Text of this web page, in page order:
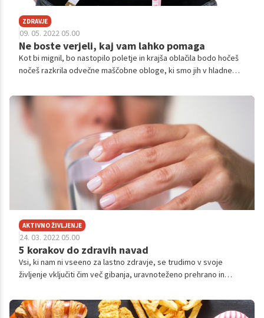
ZDRAVJE
09. 05. 2022 05.00
Ne boste verjeli, kaj vam lahko pomaga
Kot bi mignil, bo nastopilo poletje in krajša oblačila bodo hočeš
nočeš razkrila odvečne maščobne obloge, ki smo jih v hladnem
skrajni čas, da se lotite projekta 'Plaža 2022'. Za uspešno
izvedbo zastavljenih ciljev bo potrebne kar nekaj motivacije,
zato smo pripravili nekaj nasvetov za trenutke, ko vam je
utegne primanjkovati.
AKTIVNO ŽIVLJENJE
24. 03. 2022 05.00
5 korakov do zdravih navad
Vsi, ki nam ni vseeno za lastno zdravje, se trudimo v svoje
življenje vključiti čim več gibanja, uravnoteženo prehrano in
recept za bolj zdrav življenjski slog sila preprost, nam ob kopici
obveznosti in stresnih situacij pogosto spodleti in se hitro spet